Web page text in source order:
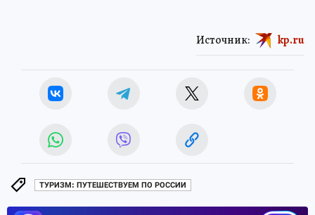
Источник: kp.ru
ТУРИЗМ: ПУТЕШЕСТВУЕМ ПО РОССИИ